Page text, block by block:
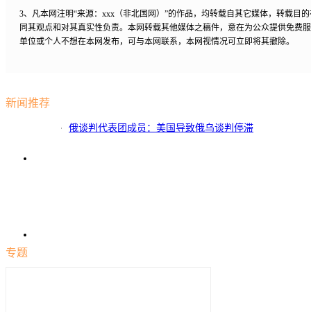
3、凡本网注明“来源：xxx（非北国网）”的作品，均转载自其它媒体，转载目
同其观点和对其真实性负责。本网转载其他媒体之稿件，意在为公众提供免费
单位或个人不想在本网发布，可与本网联系，本网视情况可立即将其撤除。
新闻推荐
俄谈判代表团成员：美国导致俄乌谈判停滞
专题